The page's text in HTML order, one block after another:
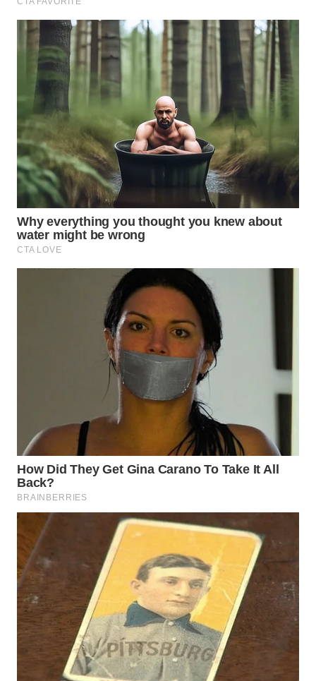
PRIANGAN
TIMUR
WN
SEMARANG
WN
SOLO
WN
BOROBUDUR
WN
MADURA
MANDALIKA
WN
LABUANBAJO
BORNEO